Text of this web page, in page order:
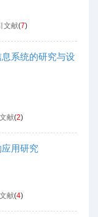
文献(7)
系统的研究与设
献(2)
用研究
献(4)